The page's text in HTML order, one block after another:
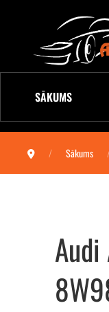
SĀKUMS
Sākums